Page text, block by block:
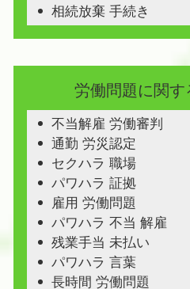
相続放棄 手続き
労働問題に関す
不当解雇 労働審判
通勤 労災認定
セクハラ 職場
パワハラ 証拠
雇用 労働問題
パワハラ 不当 解雇
残業手当 未払い
パワハラ 言葉
長時間 労働問題